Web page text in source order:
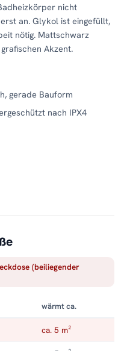
nicht
an. Glykol ist eingefüllt,
nötig. Mattschwarz
Akzent.
gerade Bauform
nach IPX4
Strom. Einmal montiert,
Handtuchheizkörper
(beiliegender
wärmt ca.
ca. 5 m²